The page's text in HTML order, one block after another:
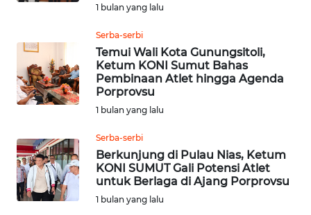
1 bulan yang lalu
Serba-serbi
Temui Wali Kota Gunungsitoli,
Ketum KONI Sumut Bahas
Pembinaan Atlet hingga Agenda
Porprovsu
1 bulan yang lalu
Serba-serbi
Berkunjung di Pulau Nias, Ketum
KONI SUMUT Gali Potensi Atlet
untuk Berlaga di Ajang Porprovsu
1 bulan yang lalu
TENTANG
KAMI
MEDIA
SIBER
REDAKSI